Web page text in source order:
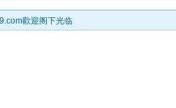
歡迎阁下光临